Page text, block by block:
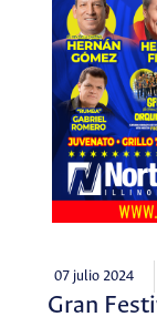
07 julio 2024
Gran